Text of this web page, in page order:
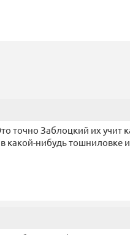
точно Заблоцкий их учит
какой-нибудь тошниловке